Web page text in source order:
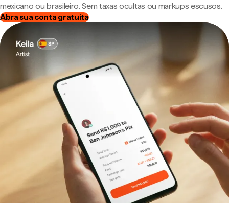
mexicano ou brasileiro. Sem taxas ocultas ou markups escusos.
Abra sua conta gratuita